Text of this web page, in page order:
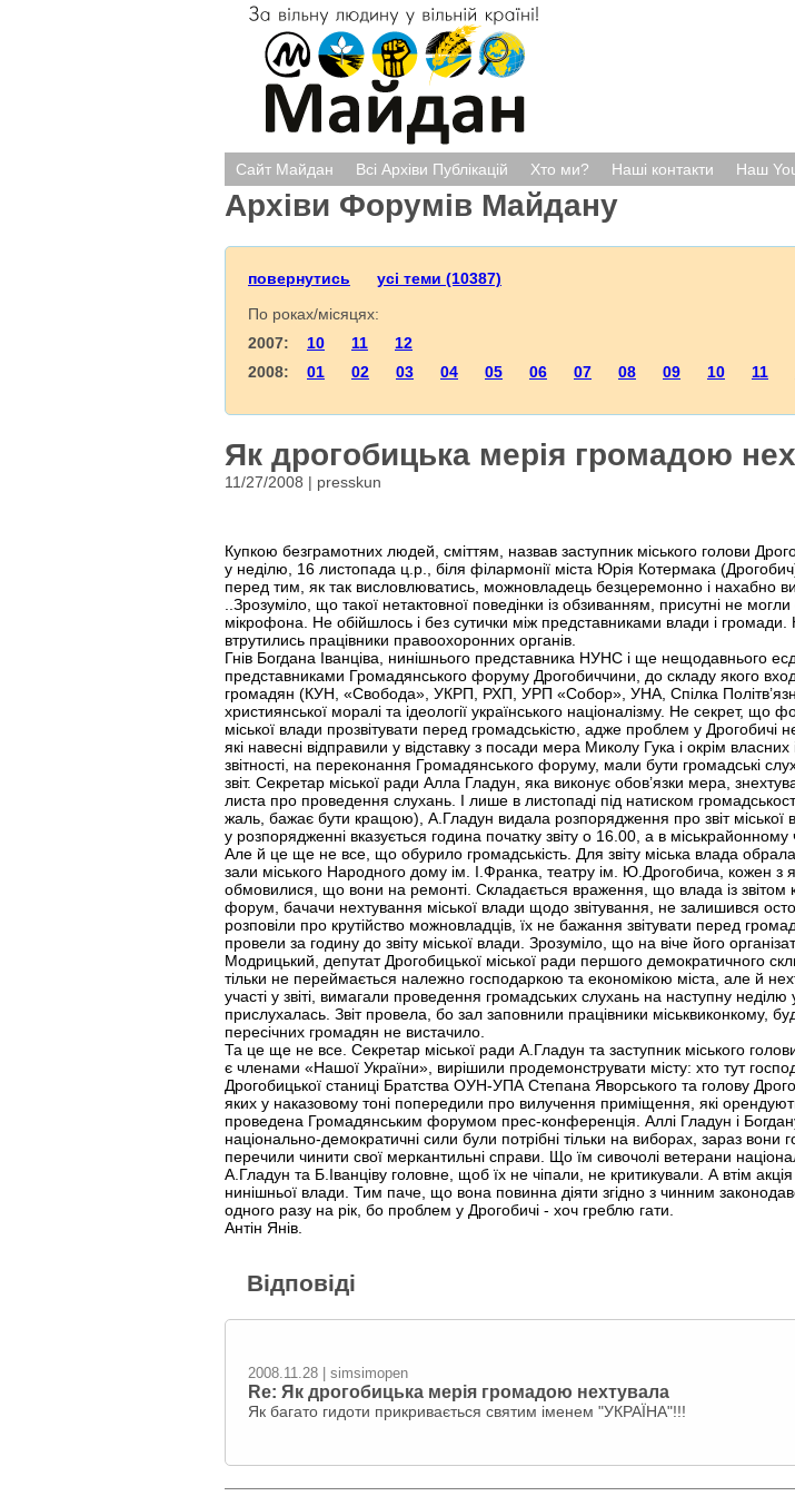
Сайт Майдан Всі Архіви Публікацій Хто ми? Наші контакти Наш
Архіви Форумів Майдану
повернутись
усі теми (10387)
По роках/місяцях:
2007: 10 11
12
2008: 01 02 03 04 05 06 07 08 09 10 11
Як дрогобицька мерія громадою
11/27/2008 | presskun
Купкою безграмотних людей, сміттям, назвав заступник міського голови
у неділю, 16 листопада ц.р., біля філармонії міста Юрія Котермака
перед тим, як так висловлюватись, можновладець безцеремонно і нахабно
..Зрозуміло, що такої нетактовної поведінки із обзиванням, присутні не
мікрофона. Не обійшлось і без сутички між представниками влади і
втрутились працівники правоохоронних органів.
Гнів Богдана Іванціва, нинішнього представника НУНС і ще нещодавнього
представниками Громадянського форуму Дрогобиччини, до складу якого
громадян (КУН, «Свобода», УКРП, РХП, УРП «Собор», УНА, Спілка
християнської моралі та ідеології українського націоналізму. Не секрет, що
міської влади прозвітувати перед громадськістю, адже проблем у Дрогобичі
які навесні відправили у відставку з посади мера Миколу Гука і окрім
звітності, на переконання Громадянського форуму, мали бути громадські
звіт. Секретар міської ради Алла Гладун, яка виконує обов’язки мера,
листа про проведення слухань. І лише в листопаді під натиском
жаль, бажає бути кращою), А.Гладун видала розпорядження про звіт міської
у розпорядженні вказується година початку звіту о 16.00, а в
Але й це ще не все, що обурило громадськість. Для звіту міська влада
зали міського Народного дому ім. І.Франка, театру ім. Ю.Дрогобича, кожен з
обмовилися, що вони на ремонті. Складається враження, що влада із звітом
форум, бачачи нехтування міської влади щодо звітування, не залишився
розповіли про крутійство можновладців, їх не бажання звітувати перед
провели за годину до звіту міської влади. Зрозуміло, що на віче його
Модрицький, депутат Дрогобицької міської ради першого демократичного
тільки не переймається належно господаркою та економікою міста, але й
участі у звіті, вимагали проведення громадських слухань на наступну
прислухалась. Звіт провела, бо зал заповнили працівники міськвиконкому,
пересічних громадян не вистачило.
Та це ще не все. Секретар міської ради А.Гладун та заступник міського
є членами «Нашої України», вирішили продемонструвати місту: хто тут
Дрогобицької станиці Братства ОУН-УПА Степана Яворського та голову
яких у наказовому тоні попередили про вилучення приміщення, які
проведена Громадянським форумом прес-конференція. Аллі Гладун і
національно-демократичні сили були потрібні тільки на виборах, зараз вони
перечили чинити свої меркантильні справи. Що їм сивочолі ветерани
А.Гладун та Б.Іванціву головне, щоб їх не чіпали, не критикували. А втім
нинішньої влади. Тим паче, що вона повинна діяти згідно з чинним
одного разу на рік, бо проблем у Дрогобичі - хоч греблю гати.
Антін Янів.
Відповіді
2008.11.28 | simsimopen
Re: Як дрогобицька мерія громадою нехтувала
Як багато гидоти прикривається святим іменем "УКРАЇНА"!!!